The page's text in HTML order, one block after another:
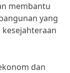
membantu
yang
dan